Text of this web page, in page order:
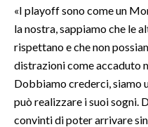
#CARAUNIONE
INFO AZIENDE
«I playoff sono come un
la nostra, sappiamo che le
rispettano e che non
distrazioni come accaduto
Dobbiamo crederci, siamo
può realizzare i suoi sogni.
convinti di poter arrivare